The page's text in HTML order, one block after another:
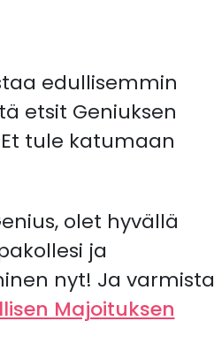
edullisemmin
etsit Geniuksen
tule katumaan
olet hyvällä
ja
nyt! Ja varmista
Majoituksen